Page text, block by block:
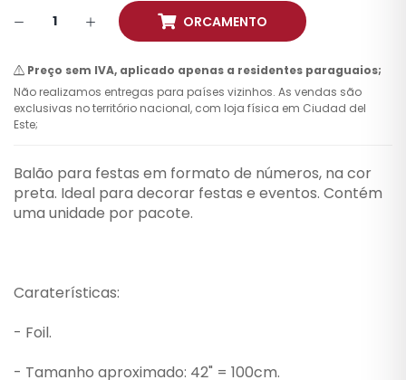
ORCAMENTO
Preço sem IVA, aplicado apenas a residentes paraguaios;
Não realizamos entregas para países vizinhos. As vendas são
exclusivas no território nacional, com loja física em Ciudad del
Este;
Balão para festas em formato de números, na cor
preta. Ideal para decorar festas e eventos. Contém
uma unidade por pacote.
Caraterísticas:
- Foil.
- Tamanho aproximado: 42" = 100cm.